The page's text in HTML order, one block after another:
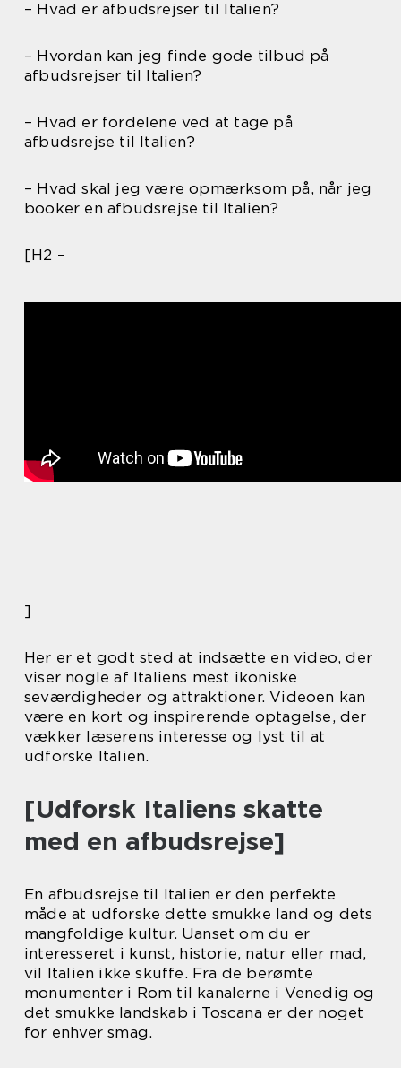
– Hvad er afbudsrejser til Italien?
– Hvordan kan jeg finde gode tilbud på
afbudsrejser til Italien?
– Hvad er fordelene ved at tage på
afbudsrejse til Italien?
– Hvad skal jeg være opmærksom på, når jeg
booker en afbudsrejse til Italien?
[H2 –
]
Her er et godt sted at indsætte en video, der
viser nogle af Italiens mest ikoniske
seværdigheder og attraktioner. Videoen kan
være en kort og inspirerende optagelse, der
vækker læserens interesse og lyst til at
udforske Italien.
[Udforsk Italiens skatte
med en afbudsrejse]
En afbudsrejse til Italien er den perfekte
måde at udforske dette smukke land og dets
mangfoldige kultur. Uanset om du er
interesseret i kunst, historie, natur eller mad,
vil Italien ikke skuffe. Fra de berømte
monumenter i Rom til kanalerne i Venedig og
det smukke landskab i Toscana er der noget
for enhver smag.